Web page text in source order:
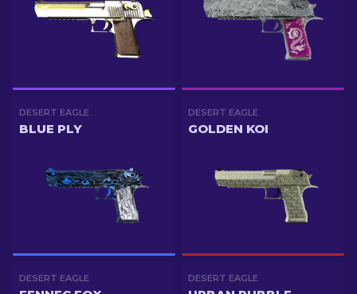
DESERT EAGLE
BLUE PLY
DESERT EAGLE
GOLDEN KOI
DESERT EAGLE DESERT EAGLE